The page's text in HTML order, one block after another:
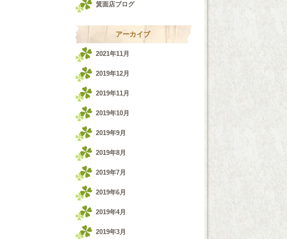
箕面店ブログ
アーカイブ
2021年11月
2019年12月
2019年11月
2019年10月
2019年9月
2019年8月
2019年7月
2019年6月
2019年4月
2019年3月